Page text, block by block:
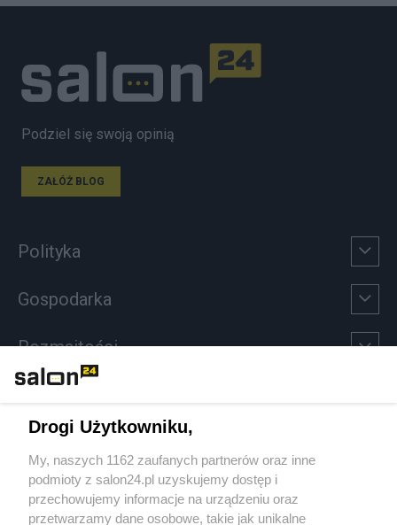
Podziel się swoją opinią
ZAŁÓŻ BLOG
Polityka
Gospodarka
Rozmaitości
Sport
Społeczeństwo
Drogi Użytkowniku,
My, naszych 1162 zaufanych partnerów oraz inne
podmioty z salon24.pl uzyskujemy dostęp i
przechowujemy informacje na urządzeniu oraz
przetwarzamy dane osobowe, takie jak unikalne